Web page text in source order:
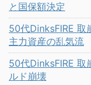
と国保額決定
50代DinksFIRE 取
主力資産の乱気流
50代DinksFIRE 取
ルド崩壊